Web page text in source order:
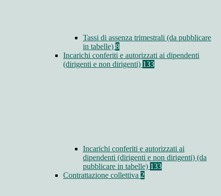
Tassi di assenza trimestrali (da pubblicare
in tabelle) 8
Incarichi conferiti e autorizzati ai dipendenti
(dirigenti e non dirigenti) 133
Incarichi conferiti e autorizzati ai
dipendenti (dirigenti e non dirigenti) (da
pubblicare in tabelle) 133
Contrattazione collettiva 2